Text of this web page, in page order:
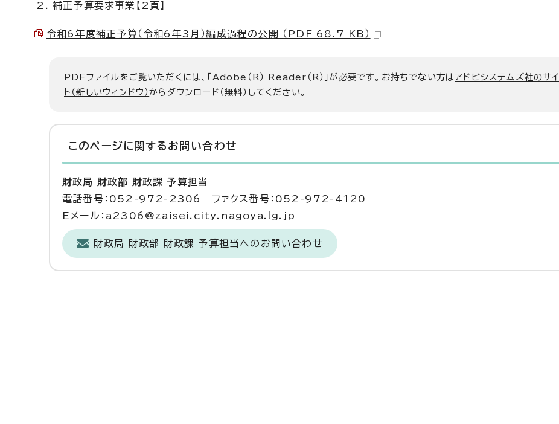
補正予算要求事業【2頁】
令和6年度補正予算（令和6年3月）編成過程の公開 （PDF 68.7 KB）
PDFファイルをご覧いただくには、「Adobe（R） Reader（R）」が必要です。お持ちでない方はアドビシステムズ社のサイ
ト（新しいウィンドウ）からダウンロード（無料）してください。
このページに関する お問い合わせ
財政局 財政部 財政課 予算担当
電話番号：052-972-2306 ファクス番号：052-972-4120
Eメール：a2306@zaisei.city.nagoya.lg.jp
財政局 財政部 財政課 予算担当へのお問い合わせ